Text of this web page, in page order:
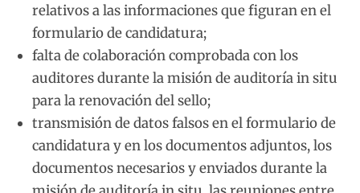
relativos a las informaciones que figuran en el
formulario de candidatura;
falta de colaboración comprobada con los
auditores durante la misión de auditoría in situ
para la renovación del sello;
transmisión de datos falsos en el formulario de
candidatura y en los documentos adjuntos, los
documentos necesarios y enviados durante la